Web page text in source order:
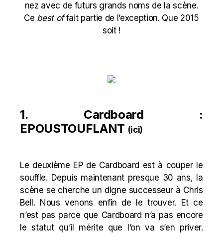
nez avec de futurs grands noms de la scène.
Ce best offait partie de l’exception. Que 2015
soit !
1. Cardboard :
EPOUSTOUFLANT (ici)
Le deuxième EP de Cardboard est à couper le
souffle. Depuis maintenant presque 30 ans, la
scène se cherche un digne successeur à Chris
Bell. Nous venons enfin de le trouver. Et ce
n’est pas parce que Cardboard n’a pas encore
le statut qu’il mérite que l’on va s’en priver.